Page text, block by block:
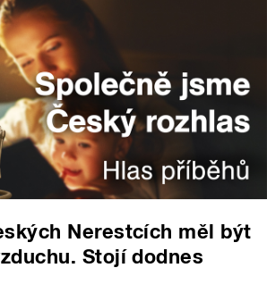
Nerestcích měl být
Stojí dodnes